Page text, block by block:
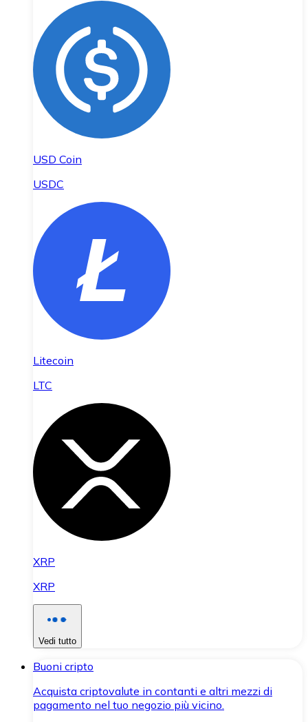
USD Coin
USDC
Litecoin
LTC
XRP
XRP
Vedi tutto
Buoni cripto
Acquista criptovalute in contanti e altri mezzi di
pagamento nel tuo negozio più vicino.